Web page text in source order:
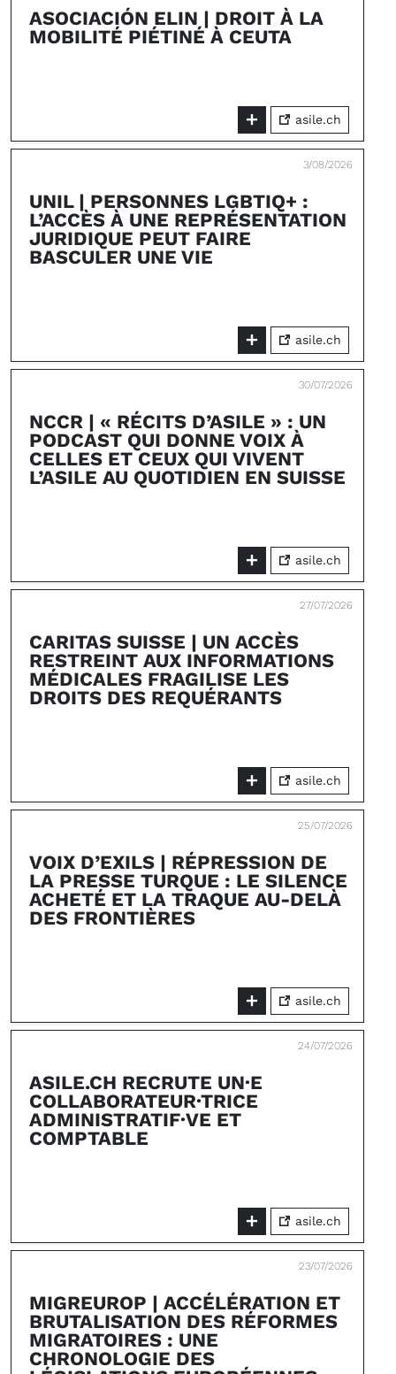
ASOCIACIÓN ELIN | DROIT À LA
MOBILITÉ PIÉTINÉ À CEUTA
asile.ch
3/08/2026
UNIL | PERSONNES LGBTIQ+ :
L’ACCÈS À UNE REPRÉSENTATION
JURIDIQUE PEUT FAIRE
BASCULER UNE VIE
asile.ch
30/07/2026
NCCR | « RÉCITS D’ASILE » : UN
PODCAST QUI DONNE VOIX À
CELLES ET CEUX QUI VIVENT
L’ASILE AU QUOTIDIEN EN SUISSE
asile.ch
27/07/2026
CARITAS SUISSE | UN ACCÈS
RESTREINT AUX INFORMATIONS
MÉDICALES FRAGILISE LES
DROITS DES REQUÉRANTS
asile.ch
25/07/2026
VOIX D’EXILS | RÉPRESSION DE
LA PRESSE TURQUE : LE SILENCE
ACHETÉ ET LA TRAQUE AU-DELÀ
DES FRONTIÈRES
asile.ch
24/07/2026
ASILE.CH RECRUTE UN·E
COLLABORATEUR·TRICE
ADMINISTRATIF·VE ET
COMPTABLE
asile.ch
23/07/2026
MIGREUROP | ACCÉLÉRATION ET
BRUTALISATION DES RÉFORMES
MIGRATOIRES : UNE
CHRONOLOGIE DES